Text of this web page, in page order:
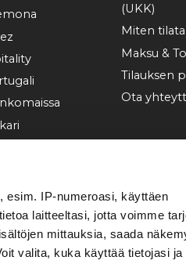
esim. IP-numeroasi, käyttäen
laitteeltasi, jotta voimme
mittauksia, saada
valita, kuka käyttää tietojasi ja
(UKK)
Miten tilata
Maksu &
Tilauksen
Ota